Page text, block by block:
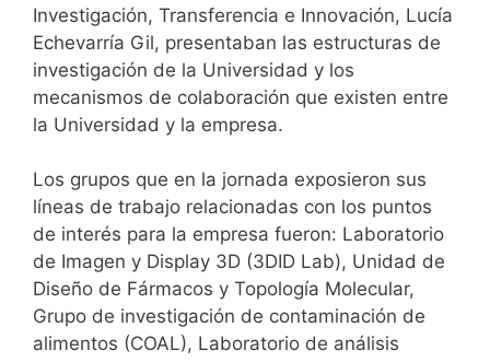
Investigación, Transferencia e Innovación, Lucía
Echevarría Gil, presentaban las estructuras de
investigación de la Universidad y los
mecanismos de colaboración que existen entre
la Universidad y la empresa.
Los grupos que en la jornada exposieron sus
líneas de trabajo relacionadas con los puntos
de interés para la empresa fueron: Laboratorio
de Imagen y Display 3D (3DID Lab), Unidad de
Diseño de Fármacos y Topología Molecular,
Grupo de investigación de contaminación de
alimentos (COAL), Laboratorio de análisis